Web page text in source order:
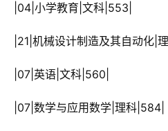
|04|小学教育|文科|553|
|21|机械设计制造及其自动化|
|07|英语|文科|560|
|07|数学与应用数学|理科|584|